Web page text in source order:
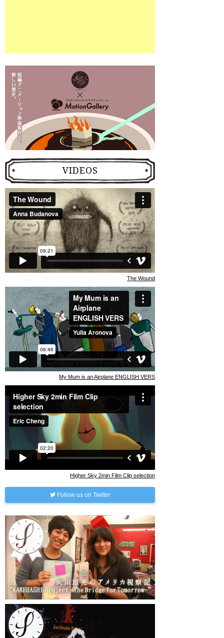
VIDEOS
The Wound
My Mum is an Airplane ENGLISH VERS
Higher Sky 2min Film Clip selection
Follow us on Twitter